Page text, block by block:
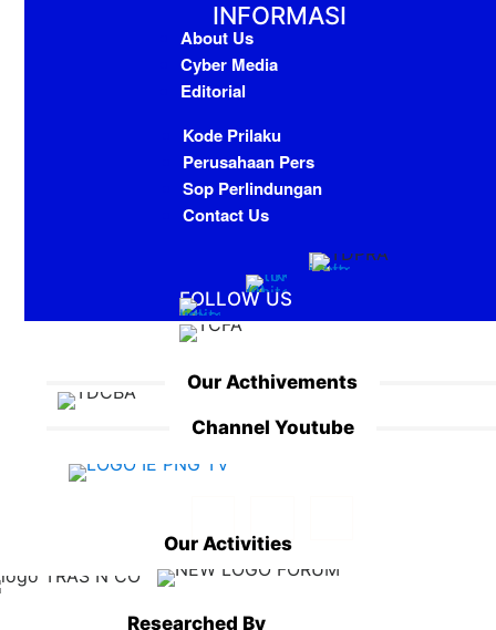
INFORMASI
About Us
Cyber Media
Editorial
Kode Prilaku
Perusahaan Pers
Sop Perlindungan
Contact Us
FOLLOW US
Our Acthivements
Channel Youtube
Our Activities
Researched By